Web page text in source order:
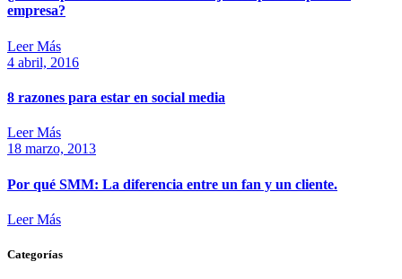
empresa?
Leer Más
4 abril, 2016
8 razones para estar en social media
Leer Más
18 marzo, 2013
Por qué SMM: La diferencia entre un fan y un cliente.
Leer Más
Categorías